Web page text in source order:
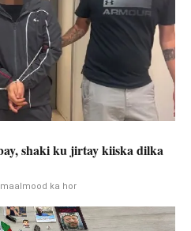
shaki ku jirtay kiiska dilka
ka hor